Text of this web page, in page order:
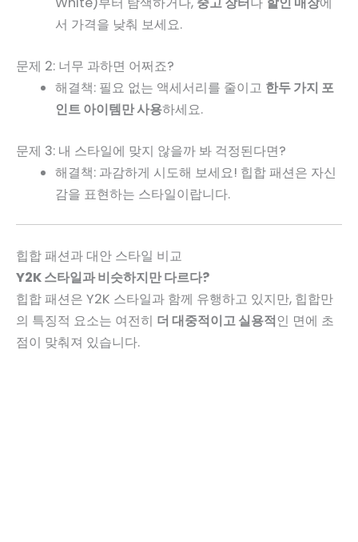
서 가격을 낮춰 보세요.
문제 2: 너무 과하면 어쩌죠?
해결책: 필요 없는 액세서리를 줄이고 한두 가지 포
인트 아이템만 사용하세요.
문제 3: 내 스타일에 맞지 않을까 봐 걱정된다면?
해결책: 과감하게 시도해 보세요! 힙합 패션은 자신
감을 표현하는 스타일이랍니다.
힙합 패션과 대안 스타일 비교
Y2K 스타일과 비슷하지만 다르다?
힙합 패션은 Y2K 스타일과 함께 유행하고 있지만, 힙합만
의 특징적 요소는 여전히 더 대중적이고 실용적인 면에 초
점이 맞춰져 있습니다.